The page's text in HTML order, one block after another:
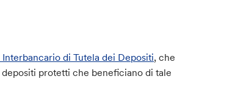
Interbancario di Tutela dei Depositi, che
protetti che beneficiano di tale